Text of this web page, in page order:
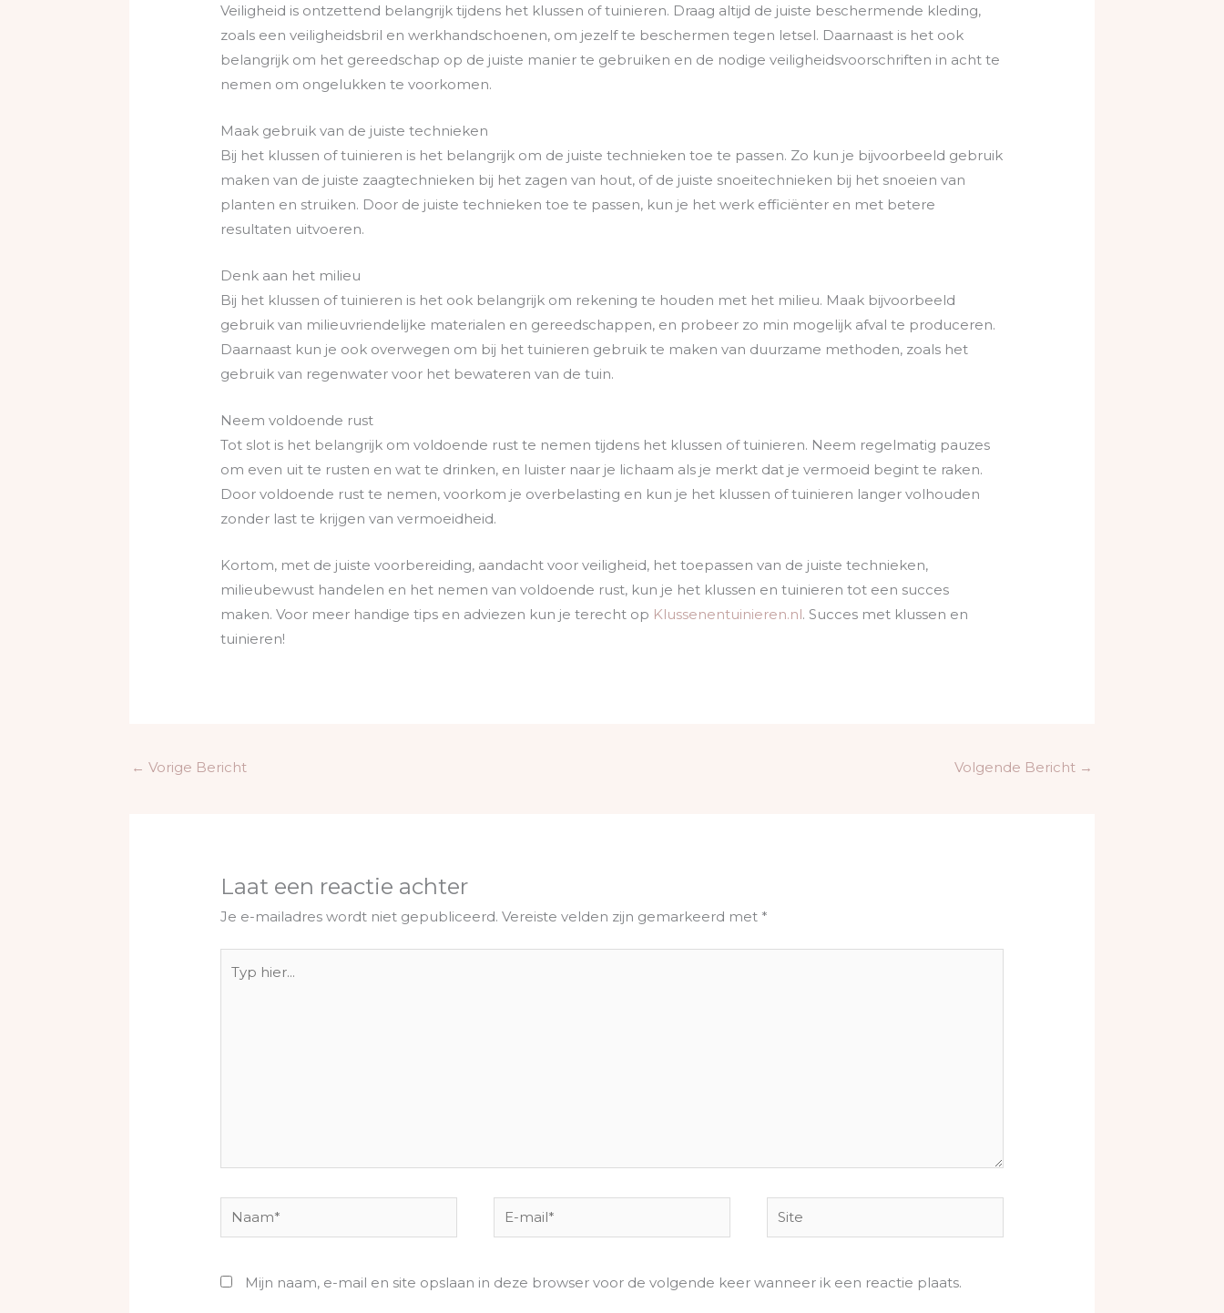
Veiligheid is ontzettend belangrijk tijdens het klussen of tuinieren. Draag altijd de juiste beschermende kleding,
zoals een veiligheidsbril en werkhandschoenen, om jezelf te beschermen tegen letsel. Daarnaast is het ook
belangrijk om het gereedschap op de juiste manier te gebruiken en de nodige veiligheidsvoorschriften in acht te
nemen om ongelukken te voorkomen.
Maak gebruik van de juiste technieken
Bij het klussen of tuinieren is het belangrijk om de juiste technieken toe te passen. Zo kun je bijvoorbeeld gebruik
maken van de juiste zaagtechnieken bij het zagen van hout, of de juiste snoeitechnieken bij het snoeien van
planten en struiken. Door de juiste technieken toe te passen, kun je het werk efficiënter en met betere
resultaten uitvoeren.
Denk aan het milieu
Bij het klussen of tuinieren is het ook belangrijk om rekening te houden met het milieu. Maak bijvoorbeeld
gebruik van milieuvriendelijke materialen en gereedschappen, en probeer zo min mogelijk afval te produceren.
Daarnaast kun je ook overwegen om bij het tuinieren gebruik te maken van duurzame methoden, zoals het
gebruik van regenwater voor het bewateren van de tuin.
Neem voldoende rust
Tot slot is het belangrijk om voldoende rust te nemen tijdens het klussen of tuinieren. Neem regelmatig pauzes
om even uit te rusten en wat te drinken, en luister naar je lichaam als je merkt dat je vermoeid begint te raken.
Door voldoende rust te nemen, voorkom je overbelasting en kun je het klussen of tuinieren langer volhouden
zonder last te krijgen van vermoeidheid.
Kortom, met de juiste voorbereiding, aandacht voor veiligheid, het toepassen van de juiste technieken,
milieubewust handelen en het nemen van voldoende rust, kun je het klussen en tuinieren tot een succes
maken. Voor meer handige tips en adviezen kun je terecht op Klussenentuinieren.nl. Succes met klussen en
tuinieren!
← Vorige Bericht Volgende Bericht →
Laat een reactie achter
Je e-mailadres wordt niet gepubliceerd. Vereiste velden zijn gemarkeerd met *
hier...
Naam*
E-
mail*
Site
Mijn naam, e-mail en site opslaan in deze browser voor de volgende keer wanneer ik een reactie plaats.